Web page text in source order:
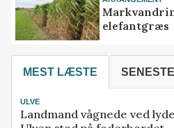
elefantgræs
MEST LÆSTE
ULVE
Landmand vågnede ved